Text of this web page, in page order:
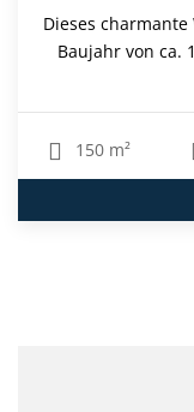
Dieses
Baujahr von ca.
150 m²